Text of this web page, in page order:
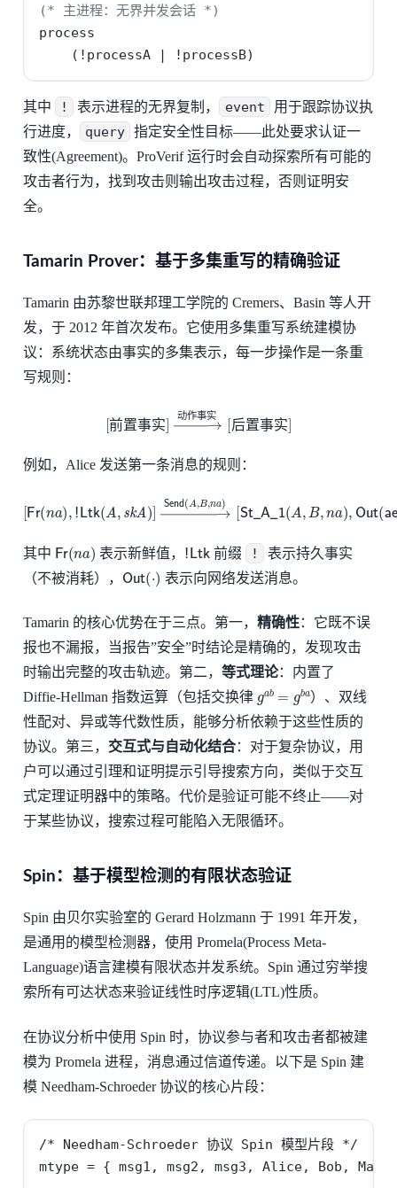
(* 主进程：无界并发会话 *)
process
    (!processA | !processB)
其中 ! 表示进程的无界复制， event
用于跟踪协议执
行进度，
query 指定安全性目标——此处要求认证一
致性(Agreement)。ProVerif 运行时会自动探索所有可能的
攻击者行为，找到攻击则输出攻击过程，否则证明安
全。
Tamarin Prover：基于多集重写的精确验证
Tamarin 由苏黎世联邦理工学院的 Cremers、Basin 等人开
发，于 2012 年首次发布。它使用多集重写系统建模协
议：系统状态由事实的多集表示，每一步操作是一条重
写规则：
前 置 事 实 后 置 事 实
动作事实
例如，Alice 发送第一条消息的规则：
A,skA)]→
a),Out (aenc
其中 Fr (n ) 表示新鲜值， !Ltk 前缀 !
表示持久事实
（不被消耗），
Out (⋅ ) 表示向网络发送消息。
Tamarin 的核心优势在于三点。第一， 精确性：它既不误
报也不漏报，当报告”安全”时结论是精确的，发现攻击
时输出完整的攻击轨迹。第二， 等式理论：内置了
Diffie-Hellman 指数运算（包括交换律
gab ba）、双线
性配对、异或等代数性质，能够分析依赖于这些性质的
协议。第三， 交互式与自动化结合：对于复杂协议，用
户可以通过引理和证明提示引导搜索方向，类似于交互
式定理证明器中的策略。代价是验证可能不终止——对
于某些协议，搜索过程可能陷入无限循环。
Spin：基于模型检测的有限状态验证
Spin 由贝尔实验室的 Gerard Holzmann 于 1991 年开发，
是通用的模型检测器，使用 Promela(Process Meta-
Language)语言建模有限状态并发系统。Spin 通过穷举搜
索所有可达状态来验证线性时序逻辑(LTL)性质。
在协议分析中使用 Spin 时，协议参与者和攻击者都被建
模为 Promela 进程，消息通过信道传递。以下是 Spin 建
模 Needham-Schroeder 协议的核心片段：
/* Needham-Schroeder 协议 Spin 模型片段 */
mtype = { msg1, msg2, msg3, Alice, Bob,